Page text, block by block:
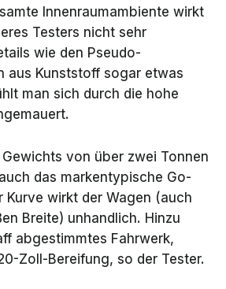
Innenraumambiente wirkt
Testers nicht sehr
wie den Pseudo-
aus Kunststoff sogar etwas
man sich durch die hohe
von über zwei Tonnen
das markentypische Go-
Kurve wirkt der Wagen (auch
Breite) unhandlich. Hinzu
abgestimmtes Fahrwerk,
Zoll-Bereifung, so der Tester.